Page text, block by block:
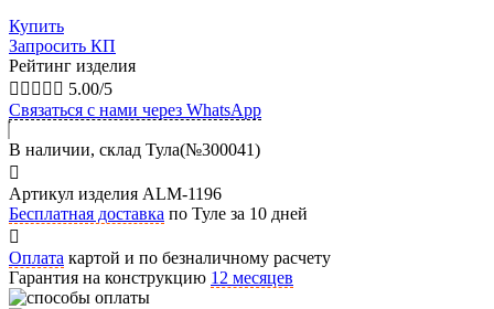
Купить
Запросить КП
Рейтинг изделия
     5.00/5
Связаться с нами через WhatsApp
В наличии, склад Тула(№300041)
Артикул изделия ALM-1196
Бесплатная доставка по Туле за 10 дней
Оплата картой и по безналичному расчету
Гарантия на конструкцию 12 месяцев